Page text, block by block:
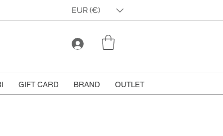
EUR (€)
GIFT CARD BRAND OUTLET